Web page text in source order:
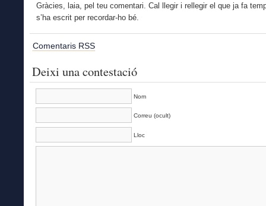
Gràcies, laia, pel teu comentari. Cal llegir i rellegir el que ja fa
s’ha escrit per recordar-ho bé.
Comentaris RSS
Deixi una contestació
Nom
Correu (ocult)
Lloc